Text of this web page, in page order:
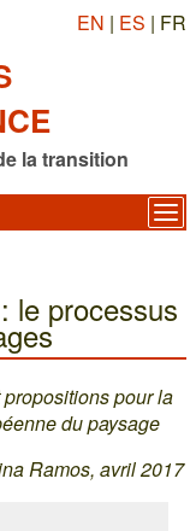
la transition
EN | ES | FR
le processus
pour la
du paysage
Ramos, avril 2017